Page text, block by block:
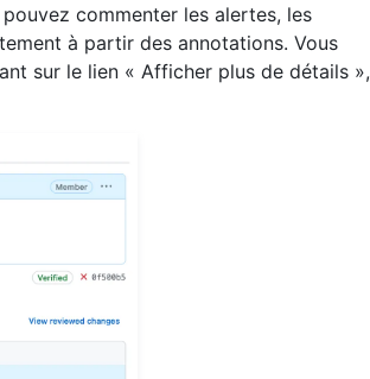
commenter les alertes, les
à partir des annotations. Vous
sur le lien « Afficher plus de détails »,